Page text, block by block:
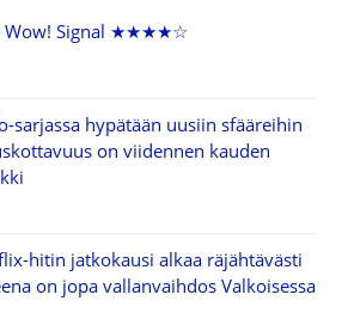
Wow! Signal ★★★★☆
sarjassa hypätään uusiin sfääreihin
on viidennen kauden
hitin jatkokausi alkaa räjähtävästi
on jopa vallanvaihdos Valkoisessa